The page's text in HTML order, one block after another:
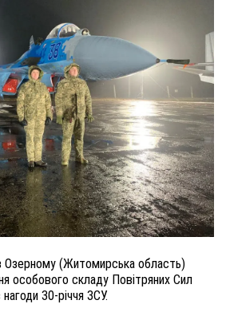
Озерному (Житомирська область)
особового складу Повітряних Сил
30-річчя ЗСУ.